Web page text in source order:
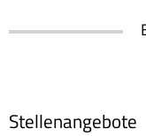
Stellenangebote